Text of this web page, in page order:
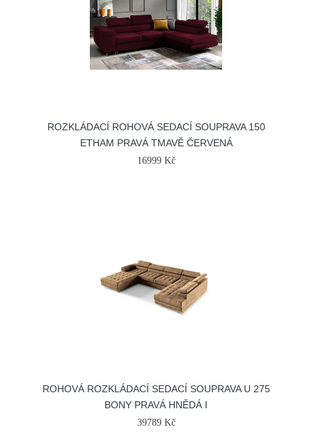
ROZKLÁDACÍ ROHOVÁ SEDACÍ SOUPRAVA 150
ETHAM PRAVÁ TMAVĚ ČERVENÁ
16999 Kč
ROHOVÁ ROZKLÁDACÍ SEDACÍ SOUPRAVA U 275
BONY PRAVÁ HNĚDÁ I
39789 Kč